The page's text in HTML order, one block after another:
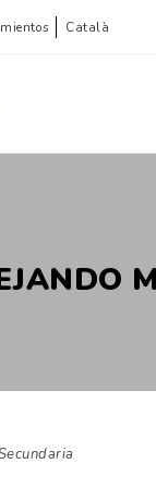
Català